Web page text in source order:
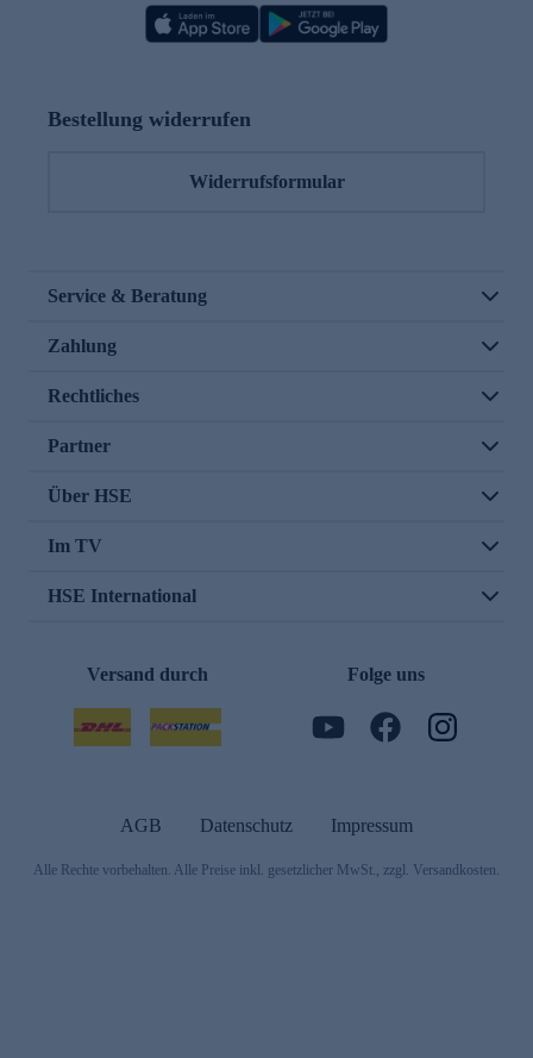
Bestellung widerrufen
Widerrufsformular
Service & Beratung
Zahlung
Rechtliches
Partner
Über HSE
Im TV
HSE International
Versand durch Folge uns
AGB Datenschutz Impressum
Alle Rechte vorbehalten. Alle Preise inkl. gesetzlicher MwSt., zzgl. Versandkosten.